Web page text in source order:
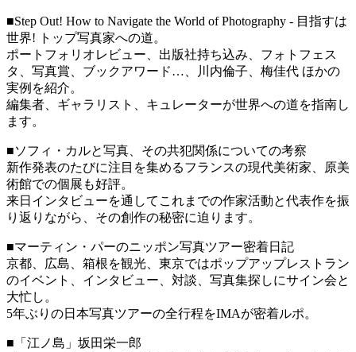
■Step Out! How to Navigate the World of Photography - 目指すは
世界! トップ写真家への道。
ポートフォリオレビュー、出版社持ち込み、フォトフェス
タ、写真賞、ブックアワード…、川内倫子、梅佳代 ほかの
実例を紹介。
編集者、ギャラリスト、キュレーターが世界への道を指南し
ます。
■ソフィ・カルと写真、その共犯関係についての考察
新作発表のたびに注目を集めるフランスの現代美術家、原美
術館での個展も好評。
来日インタビューを通してこれまでの作家活動と代表作を振
り返りながら、その創作の秘密に迫ります。
■マーティン・パーのニッポン写真ツアー密着日記
京都、広島、箱根を観光、東京ではポップアップレストラン
のイベント、インタビュー、対談、写真集探しにサイン会と
大忙し。
5年ぶりの日本写真ツアーの全行程をIMAが密着ルポ。
■「江ノ島」坂田栄一郎